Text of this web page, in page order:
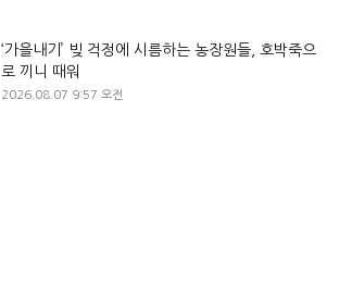
‘가을내기’ 빚 걱정에 시름하는 농장원들, 호박죽으
로 끼니 때워
2026.08.07 9:57 오전